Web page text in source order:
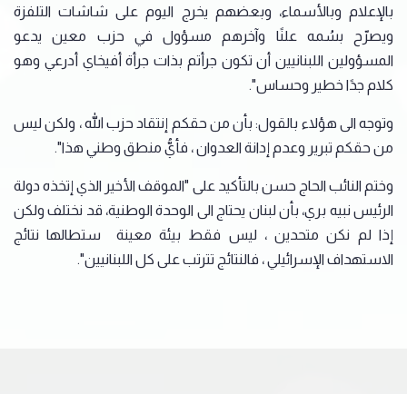
بالإعلام وبالأسماء، وبعضهم يخرج اليوم على شاشات التلفزة
ويصرّح بسُمه علنًا وآخرهم مسؤول في حزب معين يدعو
المسؤولين اللبنانيين أن تكون جرأتم بذات جرأة أفيخاي أدرعي وهو
كلام جدًا خطير وحساس".
وتوجه الى هؤلاء بالقول: بأن من حقكم إنتقاد حزب الله ، ولكن ليس
من حقكم تبرير وعدم إدانة العدوان ، فأيُّ منطق وطني هذا".
وختم النائب الحاج حسن بالتأكيد على "الموقف الأخير الذي إتخذه دولة
الرئيس نبيه بري، بأن لبنان يحتاج الى الوحدة الوطنية، قد نختلف ولكن
إذا لم نكن متحدين ، ليس فقط بيئة معينة ستطالها نتائج
الاستهداف الإسرائيلي ، فالنتائج تترتب على كل اللبنانيين".